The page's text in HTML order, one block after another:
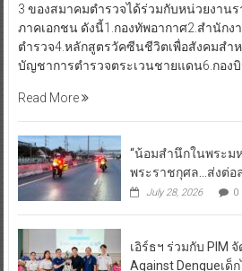
3 ของสมาคมตำรวจได้ร่วมกับหน่วยงาน
ภาคเอกชน ดังนี้1.กองทัพอากาศ2.สำนัก
ตำรวจ4.หลักสูตรวัคซีนชีวิตเพื่อสังคมสำ
บัญชาการตำรวจตระเวนชายแดน6.กอง
Read More
“น้อมสำนึกในพระ
พระราชกุศล…ส่งต่อ
July 28, 2026 0
เอิร์ธฯ ร่วมกับ PIM
Against Dengueเด็